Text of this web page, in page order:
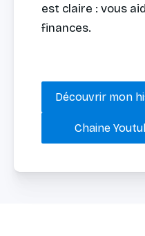
est claire : vous
finances.
Découvrir mon
Chaine